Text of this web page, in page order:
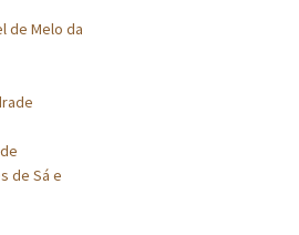
de Melo da
de Sá e